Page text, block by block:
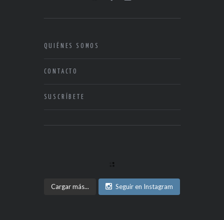
QUIÉNES SOMOS
CONTACTO
SUSCRÍBETE
Cargar más... Seguir en Instagram